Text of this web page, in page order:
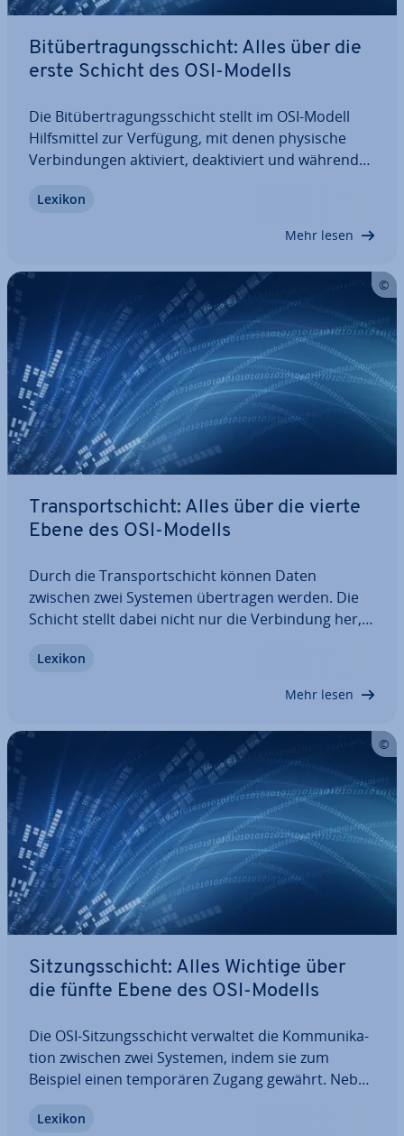
Bit­über­tra­gungs­schicht: Alles über die
erste Schicht des OSI-Modells
Die Bit­über­tra­gungs­schicht stellt im OSI-Modell
Hilfs­mit­tel zur Verfügung, mit denen physische
Ver­bin­dun­gen aktiviert, de­ak­ti­viert und während
erklären wir Ihnen, welche Funk­tio­nen und Dienste
Lexikon
Mehr lesen
Trans­port­schicht: Alles über die vierte
Ebene des OSI-Modells
Durch die Trans­port­schicht können Daten
zwischen zwei Systemen über­tra­gen werden. Die
Schicht stellt dabei nicht nur die Ver­bin­dung her,
die Pakete sowie die Über­tra­gungs­ge­schwin­dig­keit
Lexikon
Mehr lesen
Sit­zungs­schicht: Alles Wichtige über
die fünfte Ebene des OSI-Modells
Die OSI-Sit­zungs­schicht verwaltet die Kom­mu­ni­ka­
ti­on zwischen zwei Systemen, indem sie zum
Beispiel einen tem­po­rä­ren Zugang gewährt. Neben
siert die Sit­zungs­schicht diesen zu­sätz­lich und ver­
Lexikon